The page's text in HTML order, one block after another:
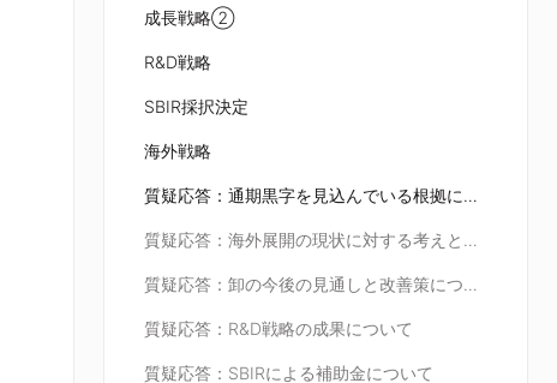
成長戦略②
R&D戦略
SBIR採択決定
海外戦略
質疑応答：通期黒字を見込んでいる根拠について
質疑応答：海外展開の現状に対する考えと評価について
質疑応答：卸の今後の見通しと改善策について
質疑応答：R&D戦略の成果について
質疑応答：SBIRによる補助金について